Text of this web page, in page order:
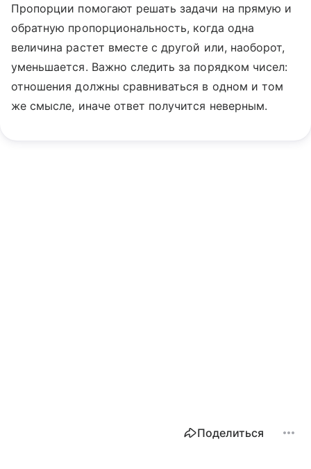
Пропорции помогают решать задачи на прямую и
обратную пропорциональность, когда одна
величина растет вместе с другой или, наоборот,
уменьшается. Важно следить за порядком чисел:
отношения должны сравниваться в одном и том
же смысле, иначе ответ получится неверным.
Поделиться